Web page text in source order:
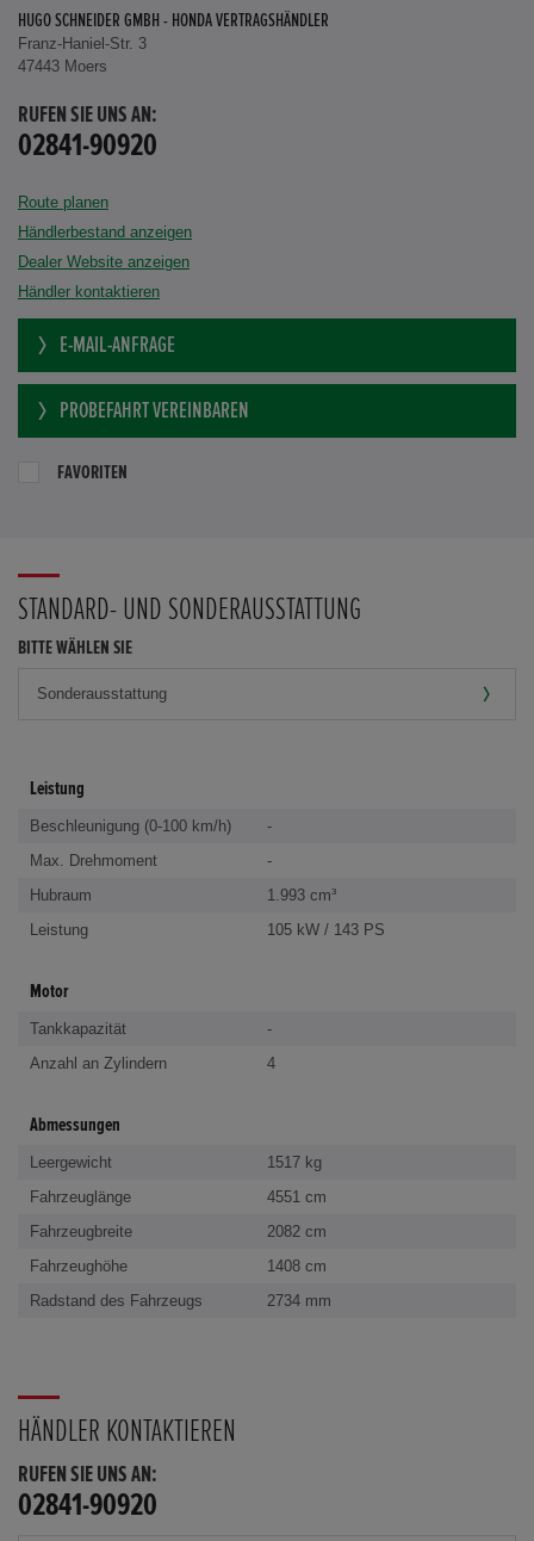
HUGO SCHNEIDER GMBH - HONDA VERTRAGSHÄNDLER
Franz-Haniel-Str. 3
47443 Moers
RUFEN SIE UNS AN:
02841-90920
Route planen
Händlerbestand anzeigen
Dealer Website anzeigen
Händler kontaktieren
E-MAIL-ANFRAGE
PROBEFAHRT VEREINBAREN
FAVORITEN
STANDARD- UND SONDERAUSSTATTUNG
BITTE WÄHLEN SIE
Leistung
Beschleunigung (0-100 km/h)
-
Max. Drehmoment
-
Hubraum
1.993 cm³
Leistung
105 kW / 143 PS
Motor
Tankkapazität
-
Anzahl an Zylindern
4
Abmessungen
Leergewicht
1517 kg
Fahrzeuglänge
4551 cm
Fahrzeugbreite
2082 cm
Fahrzeughöhe
1408 cm
Radstand des Fahrzeugs
2734 mm
HÄNDLER KONTAKTIEREN
RUFEN SIE UNS AN:
02841-90920